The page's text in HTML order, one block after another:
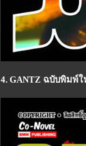
4. GANTZ ฉบับพิมพ์ใ